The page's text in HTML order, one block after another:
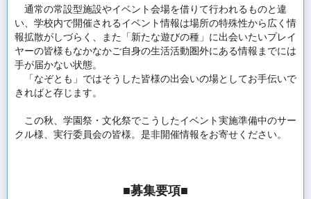
通常の常設型施設やイベント会場を借りて行われるものと違
い、 学校内で開催されるイベント情報は場所の特殊性から広く情
報拡散がしづらく、また「新たな遊びの種」 に出会いたいプレイ
ヤーの皆様もなかなかご自身の生活活動圏外にある情報までには
手が届かない状態。
「なぞとも」 ではそうした皆様の出会いの場としてお手伝いで
きればと存じます。
この秋、学園祭・ 文化祭でこうしたイベント実施準備中のサー
クル様、 実行委員会の皆様。是非開催情報をお寄せください。
■募集要項■